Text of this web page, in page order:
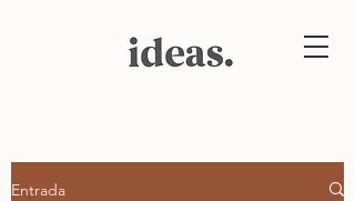
Entrada